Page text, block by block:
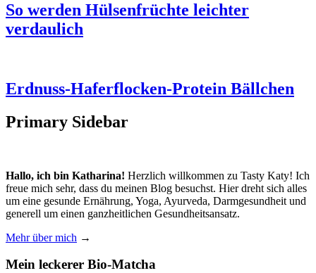
So werden Hülsenfrüchte leichter
verdaulich
Erdnuss-Haferflocken-Protein Bällchen
Primary Sidebar
Hallo, ich bin Katharina! Herzlich willkommen zu Tasty Katy! Ich
freue mich sehr, dass du meinen Blog besuchst. Hier dreht sich alles
um eine gesunde Ernährung, Yoga, Ayurveda, Darmgesundheit und
generell um einen ganzheitlichen Gesundheitsansatz.
Mehr über mich →
Mein leckerer Bio-Matcha